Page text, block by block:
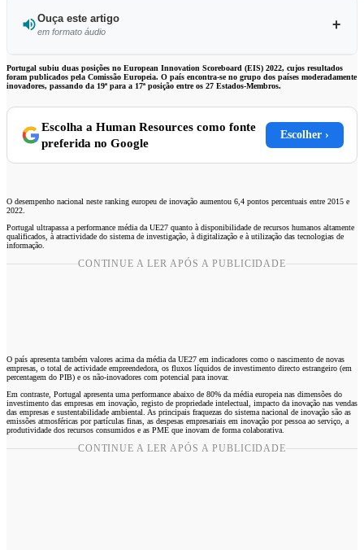
Ouça este artigo
em formato áudio
Ouvir este artigo
Portugal subiu duas posições no European Innovation Scoreboard (EIS) 2022, cujos resultados
foram publicados pela Comissão Europeia. O país encontra-se no grupo dos países moderadamente
inovadores, passando da 19ª para a 17ª posição entre os 27 Estados-Membros.
Escolha a Human Resources como fonte
preferida no Google
Escolher ›
O desempenho nacional neste ranking europeu de inovação aumentou 6,4 pontos percentuais entre 2015 e
2022.
Portugal ultrapassa a performance média da UE27 quanto à disponibilidade de recursos humanos altamente
qualificados, à atractividade do sistema de investigação, à digitalização e à utilização das tecnologias de
informação.
CONTINUE A LER APÓS A PUBLICIDADE
O país apresenta também valores acima da média da UE27 em indicadores como o nascimento de novas
empresas, o total de actividade empreendedora, os fluxos líquidos de investimento directo estrangeiro (em
percentagem do PIB) e os não-inovadores com potencial para inovar.
Em contraste, Portugal apresenta uma performance abaixo de 80% da média europeia nas dimensões do
investimento das empresas em inovação, registo de propriedade intelectual, impacto da inovação nas vendas
das empresas e sustentabilidade ambiental. As principais fraquezas do sistema nacional de inovação são as
emissões atmosféricas por partículas finas, as despesas empresariais em inovação por pessoa ao serviço, a
produtividade dos recursos consumidos e as PME que inovam de forma colaborativa.
CONTINUE A LER APÓS A PUBLICIDADE